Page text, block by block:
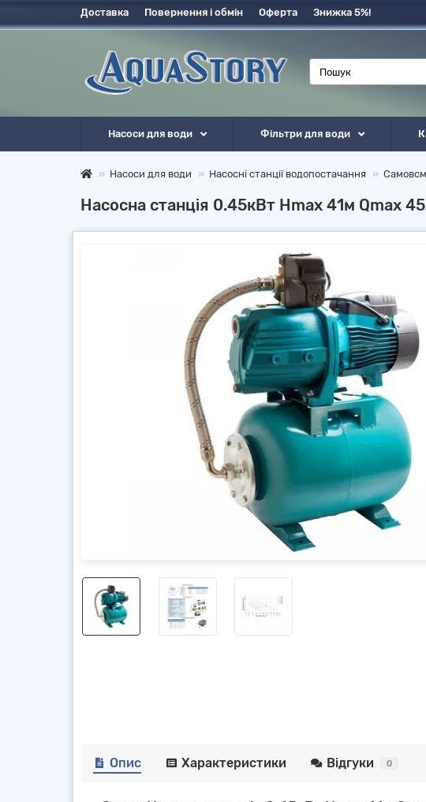
Доставка Повернення і обмін Оферта Знижка 5%!
Насоси для води Фільтри для води
Насоси для води Насосні станції водопостачання
Насосна станція 0.45кВт Hmax 41м Qmax
Опис Характеристики Відгуки 0